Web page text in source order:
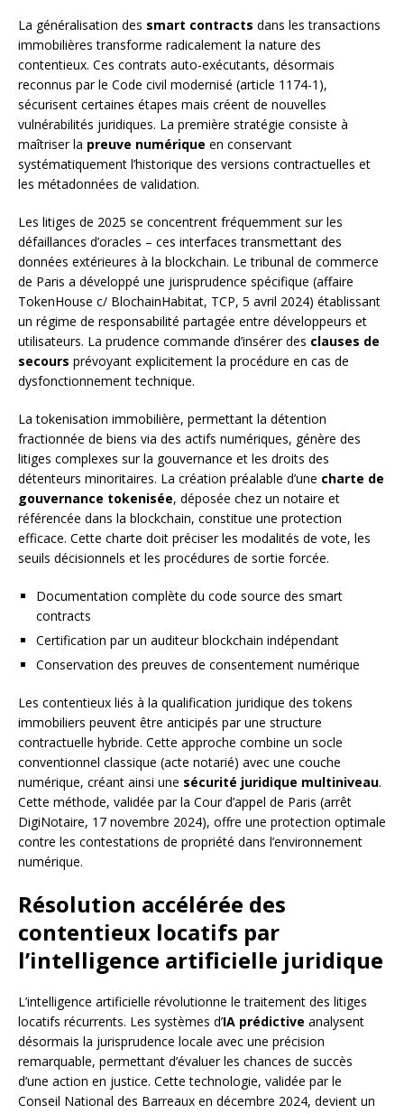
La généralisation des smart contracts dans les transactions
immobilières transforme radicalement la nature des
contentieux. Ces contrats auto-exécutants, désormais
reconnus par le Code civil modernisé (article 1174-1),
sécurisent certaines étapes mais créent de nouvelles
vulnérabilités juridiques. La première stratégie consiste à
maîtriser la preuve numérique en conservant
systématiquement l’historique des versions contractuelles et
les métadonnées de validation.
Les litiges de 2025 se concentrent fréquemment sur les
défaillances d’oracles – ces interfaces transmettant des
données extérieures à la blockchain. Le tribunal de commerce
de Paris a développé une jurisprudence spécifique (affaire
TokenHouse c/ BlochainHabitat, TCP, 5 avril 2024) établissant
un régime de responsabilité partagée entre développeurs et
utilisateurs. La prudence commande d’insérer des clauses de
secours prévoyant explicitement la procédure en cas de
dysfonctionnement technique.
La tokenisation immobilière, permettant la détention
fractionnée de biens via des actifs numériques, génère des
litiges complexes sur la gouvernance et les droits des
détenteurs minoritaires. La création préalable d’une charte de
gouvernance tokenisée, déposée chez un notaire et
référencée dans la blockchain, constitue une protection
efficace. Cette charte doit préciser les modalités de vote, les
seuils décisionnels et les procédures de sortie forcée.
Documentation complète du code source des smart
contracts
Certification par un auditeur blockchain indépendant
Conservation des preuves de consentement numérique
Les contentieux liés à la qualification juridique des tokens
immobiliers peuvent être anticipés par une structure
contractuelle hybride. Cette approche combine un socle
conventionnel classique (acte notarié) avec une couche
numérique, créant ainsi une sécurité juridique multiniveau.
Cette méthode, validée par la Cour d’appel de Paris (arrêt
DigiNotaire, 17 novembre 2024), offre une protection optimale
contre les contestations de propriété dans l’environnement
numérique.
Résolution accélérée des
contentieux locatifs par
l’intelligence artificielle juridique
L’intelligence artificielle révolutionne le traitement des litiges
locatifs récurrents. Les systèmes d’IA prédictive analysent
désormais la jurisprudence locale avec une précision
remarquable, permettant d’évaluer les chances de succès
d’une action en justice. Cette technologie, validée par le
Conseil National des Barreaux en décembre 2024, devient un